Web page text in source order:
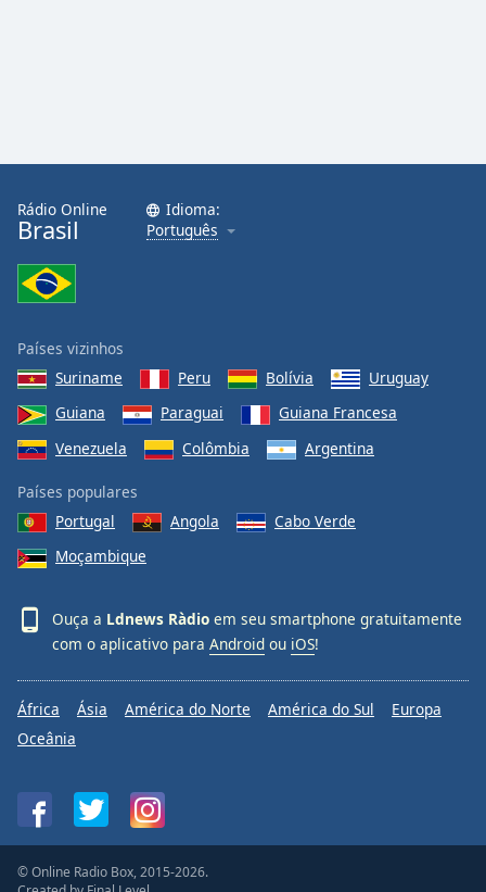
Rádio Online
Brasil
Idioma:
Português
Países vizinhos
Suriname
Peru Bolívia
Uruguay
Guiana
Paraguai
Guiana Francesa
Venezuela
Colômbia Argentina
Países populares
Portugal
Angola
Cabo Verde
Moçambique
Ouça a Ldnews Ràdio em seu smartphone gratuitamente
com o aplicativo para Android ou iOS!
África Ásia América do Norte América do Sul
Europa
Oceânia
© Online Radio Box, 2015-2026.